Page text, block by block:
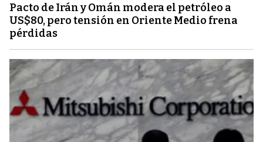
Pacto de Irán y Omán modera el petróleo a
US$80, pero tensión en Oriente Medio frena
pérdidas